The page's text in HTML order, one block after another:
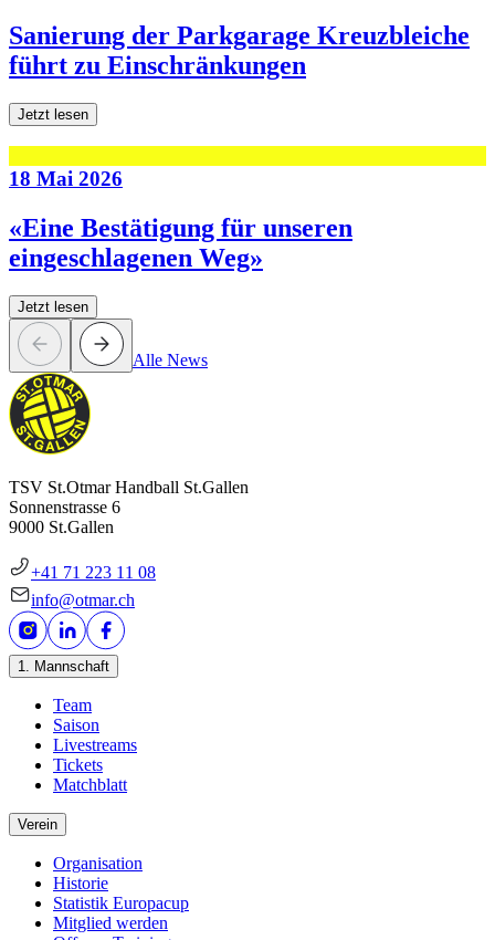
Sanierung der Parkgarage Kreuzbleiche
führt zu Einschränkungen
Jetzt lesen
18 Mai 2026
«Eine Bestätigung für unseren
eingeschlagenen Weg»
Jetzt lesen
Alle News
TSV St.Otmar Handball St.Gallen
Sonnenstrasse 6
9000 St.Gallen
+41 71 223 11 08
info@otmar.ch
1. Mannschaft
Team
Saison
Livestreams
Tickets
Matchblatt
Verein
Organisation
Historie
Statistik Europacup
Mitglied werden